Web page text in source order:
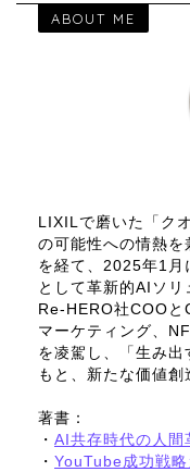
ABOUT ME
LIXILで磨いた「ク
の可能性への情熱
を経て、2025年1
として革新的AIソリ
Re-HERO社COO
マーケティング、
を凌駕し、「生み
もと、新たな価値創
著書：
・ AI共存時代の人間
・ YouTube成功戦略